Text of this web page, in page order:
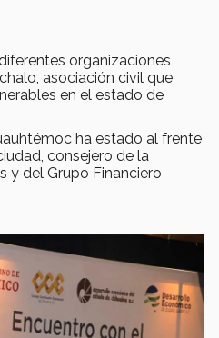
organizaciones
asociación civil que
en el estado de
ha estado al frente
consejero de la
y del Grupo Financiero